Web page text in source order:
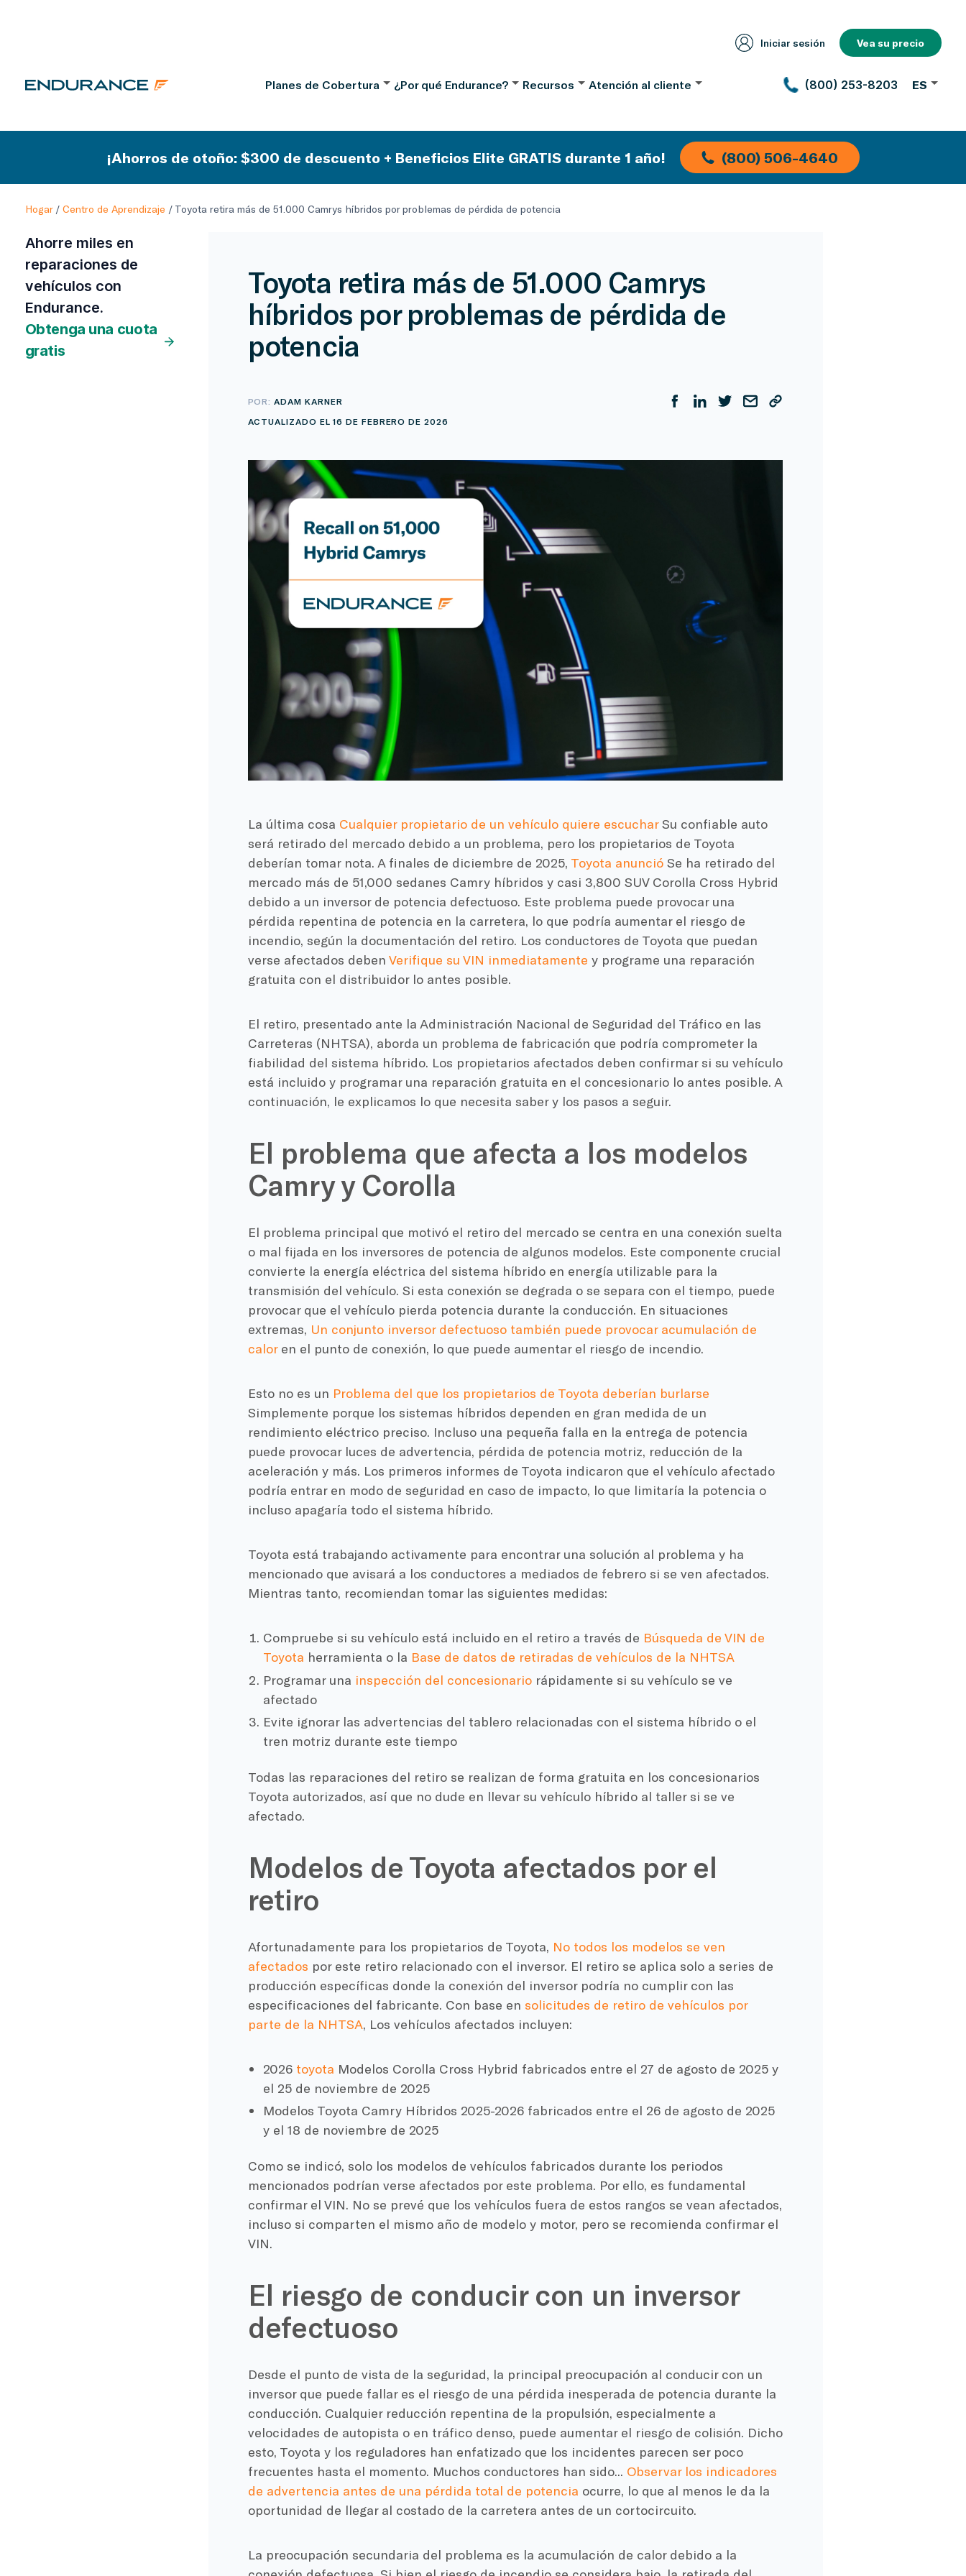
Iniciar sesión Vea su precio
Planes de Cobertura ¿Por qué Endurance? Recursos Atención al cliente (800) 253-8203 ES
¡Ahorros de otoño: $300 de descuento + Beneficios Elite GRATIS durante 1 año! (800) 506-4640
Hogar/ Centro de Aprendizaje / Toyota retira más de 51.000 Camrys híbridos por problemas de pérdida de potencia
Ahorre miles en
reparaciones de
vehículos con
Endurance.
Obtenga una cuota
gratis
Toyota retira más de 51.000 Camrys
híbridos por problemas de pérdida de
potencia
POR:ADAM KARNER
ACTUALIZADO EL 16 DE FEBRERO DE 2026
La última cosa Cualquier propietario de un vehículo quiere escucharSu confiable auto
será retirado del mercado debido a un problema, pero los propietarios de Toyota
deberían tomar nota. A finales de diciembre de 2025, Toyota anuncióSe ha retirado del
mercado más de 51,000 sedanes Camry híbridos y casi 3,800 SUV Corolla Cross Hybrid
debido a un inversor de potencia defectuoso. Este problema puede provocar una
pérdida repentina de potencia en la carretera, lo que podría aumentar el riesgo de
incendio, según la documentación del retiro. Los conductores de Toyota que puedan
verse afectados deben Verifique su VIN inmediatamente y programe una reparación
gratuita con el distribuidor lo antes posible.
El retiro, presentado ante la Administración Nacional de Seguridad del Tráfico en las
Carreteras (NHTSA), aborda un problema de fabricación que podría comprometer la
fiabilidad del sistema híbrido. Los propietarios afectados deben confirmar si su vehículo
está incluido y programar una reparación gratuita en el concesionario lo antes posible. A
continuación, le explicamos lo que necesita saber y los pasos a seguir.
El problema que afecta a los modelos
Camry y Corolla
El problema principal que motivó el retiro del mercado se centra en una conexión suelta
o mal fijada en los inversores de potencia de algunos modelos. Este componente crucial
convierte la energía eléctrica del sistema híbrido en energía utilizable para la
transmisión del vehículo. Si esta conexión se degrada o se separa con el tiempo, puede
provocar que el vehículo pierda potencia durante la conducción. En situaciones
extremas, Un conjunto inversor defectuoso también puede provocar acumulación de
caloren el punto de conexión, lo que puede aumentar el riesgo de incendio.
Esto no es un Problema del que los propietarios de Toyota deberían burlarse
Simplemente porque los sistemas híbridos dependen en gran medida de un
rendimiento eléctrico preciso. Incluso una pequeña falla en la entrega de potencia
puede provocar luces de advertencia, pérdida de potencia motriz, reducción de la
aceleración y más. Los primeros informes de Toyota indicaron que el vehículo afectado
podría entrar en modo de seguridad en caso de impacto, lo que limitaría la potencia o
incluso apagaría todo el sistema híbrido.
Toyota está trabajando activamente para encontrar una solución al problema y ha
mencionado que avisará a los conductores a mediados de febrero si se ven afectados.
Mientras tanto, recomiendan tomar las siguientes medidas:
Compruebe si su vehículo está incluido en el retiro a través de Búsqueda de VIN de
Toyota herramienta o la Base de datos de retiradas de vehículos de la NHTSA
Programar una inspección del concesionario rápidamente si su vehículo se ve
afectado
Evite ignorar las advertencias del tablero relacionadas con el sistema híbrido o el
tren motriz durante este tiempo
Todas las reparaciones del retiro se realizan de forma gratuita en los concesionarios
Toyota autorizados, así que no dude en llevar su vehículo híbrido al taller si se ve
afectado.
Modelos de Toyota afectados por el
retiro
Afortunadamente para los propietarios de Toyota, No todos los modelos se ven
afectados por este retiro relacionado con el inversor. El retiro se aplica solo a series de
producción específicas donde la conexión del inversor podría no cumplir con las
especificaciones del fabricante. Con base en solicitudes de retiro de vehículos por
parte de la NHTSA, Los vehículos afectados incluyen:
2026 toyota Modelos Corolla Cross Hybrid fabricados entre el 27 de agosto de 2025 y
el 25 de noviembre de 2025
Modelos Toyota Camry Híbridos 2025-2026 fabricados entre el 26 de agosto de 2025
y el 18 de noviembre de 2025
Como se indicó, solo los modelos de vehículos fabricados durante los periodos
mencionados podrían verse afectados por este problema. Por ello, es fundamental
confirmar el VIN. No se prevé que los vehículos fuera de estos rangos se vean afectados,
incluso si comparten el mismo año de modelo y motor, pero se recomienda confirmar el
VIN.
El riesgo de conducir con un inversor
defectuoso
Desde el punto de vista de la seguridad, la principal preocupación al conducir con un
inversor que puede fallar es el riesgo de una pérdida inesperada de potencia durante la
conducción. Cualquier reducción repentina de la propulsión, especialmente a
velocidades de autopista o en tráfico denso, puede aumentar el riesgo de colisión. Dicho
esto, Toyota y los reguladores han enfatizado que los incidentes parecen ser poco
frecuentes hasta el momento. Muchos conductores han sido... Observar los indicadores
de advertencia antes de una pérdida total de potencia ocurre, lo que al menos le da la
oportunidad de llegar al costado de la carretera antes de un cortocircuito.
La preocupación secundaria del problema es la acumulación de calor debido a la